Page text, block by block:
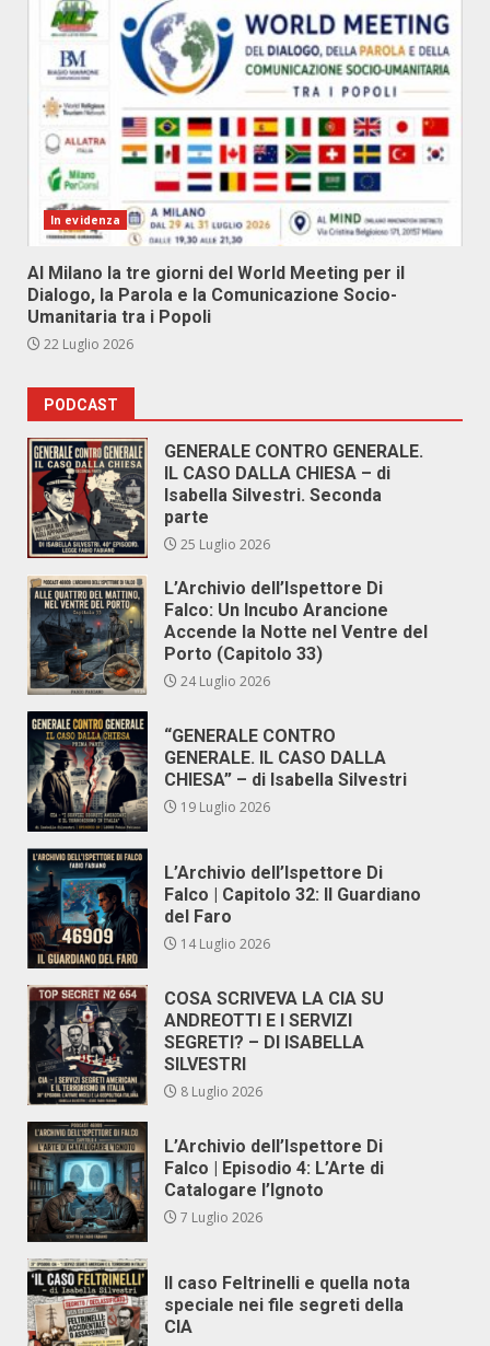
In evidenza
Al Milano la tre giorni del World Meeting per il
Dialogo, la Parola e la Comunicazione Socio-
Umanitaria tra i Popoli
22 Luglio 2026
PODCAST
GENERALE CONTRO GENERALE.
IL CASO DALLA CHIESA – di
Isabella Silvestri. Seconda
parte
25 Luglio 2026
L’Archivio dell’Ispettore Di
Falco: Un Incubo Arancione
Accende la Notte nel Ventre del
Porto (Capitolo 33)
24 Luglio 2026
“GENERALE CONTRO
GENERALE. IL CASO DALLA
CHIESA” – di Isabella Silvestri
19 Luglio 2026
L’Archivio dell’Ispettore Di
Falco | Capitolo 32: Il Guardiano
del Faro
14 Luglio 2026
COSA SCRIVEVA LA CIA SU
ANDREOTTI E I SERVIZI
SEGRETI? – DI ISABELLA
SILVESTRI
8 Luglio 2026
L’Archivio dell’Ispettore Di
Falco | Episodio 4: L’Arte di
Catalogare l’Ignoto
7 Luglio 2026
Il caso Feltrinelli e quella nota
speciale nei file segreti della
CIA